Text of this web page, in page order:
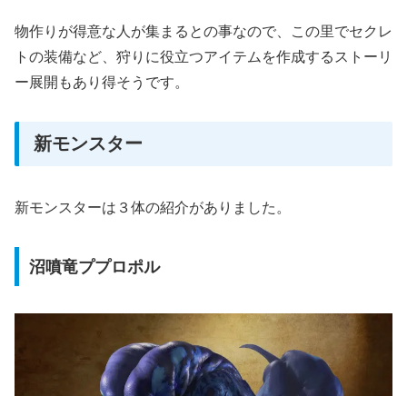
物作りが得意な人が集まるとの事なので、この里でセクレ
トの装備など、狩りに役立つアイテムを作成するストーリ
ー展開もあり得そうです。
新モンスター
新モンスターは３体の紹介がありました。
沼噴竜ププロポル